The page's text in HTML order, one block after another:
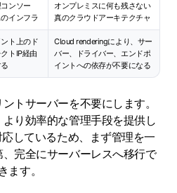
ンソー
インフラ
オンプレミスに何も残さない
真のクラウドアーキテクチャ
ト上のド
トIP経由
Cloud renderingにより、サー
バー、ドライバー、エンドポ
イントへの依存が不要になる
トサーバーを不要にします。
り効率的な管理手段を提供し
しているため、まず管理を一
完全にサーバーレスへ移行で
きます。